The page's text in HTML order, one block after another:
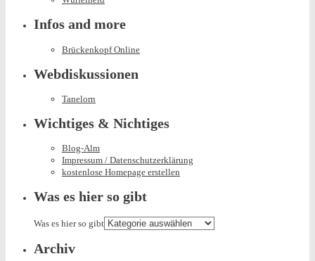
Infos and more
Brückenkopf Online
Webdiskussionen
Tanelorn
Wichtiges & Nichtiges
Blog-Alm
Impressum / Datenschutzerklärung
kostenlose Homepage erstellen
Was es hier so gibt
Was es hier so gibt
Archiv